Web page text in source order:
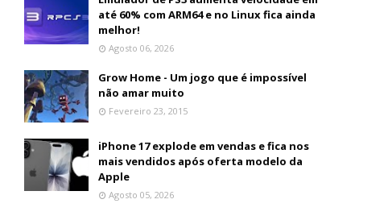
até 60% com ARM64 e no Linux fica ainda
melhor!
Agosto 06, 2026
Grow Home - Um jogo que é impossível
não amar muito
Fevereiro 23, 2015
iPhone 17 explode em vendas e fica nos
mais vendidos após oferta modelo da
Apple
Agosto 05, 2026